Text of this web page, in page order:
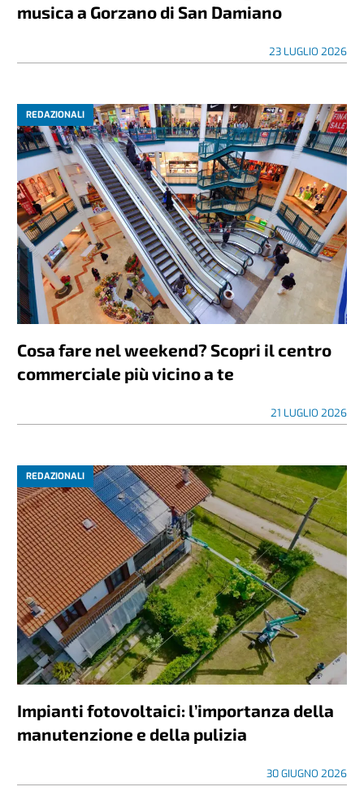
musica a Gorzano di San Damiano
23 LUGLIO 2026
REDAZIONALI
Cosa fare nel weekend? Scopri il centro
commerciale più vicino a te
21 LUGLIO 2026
REDAZIONALI
Impianti fotovoltaici: l’importanza della
manutenzione e della pulizia
30 GIUGNO 2026